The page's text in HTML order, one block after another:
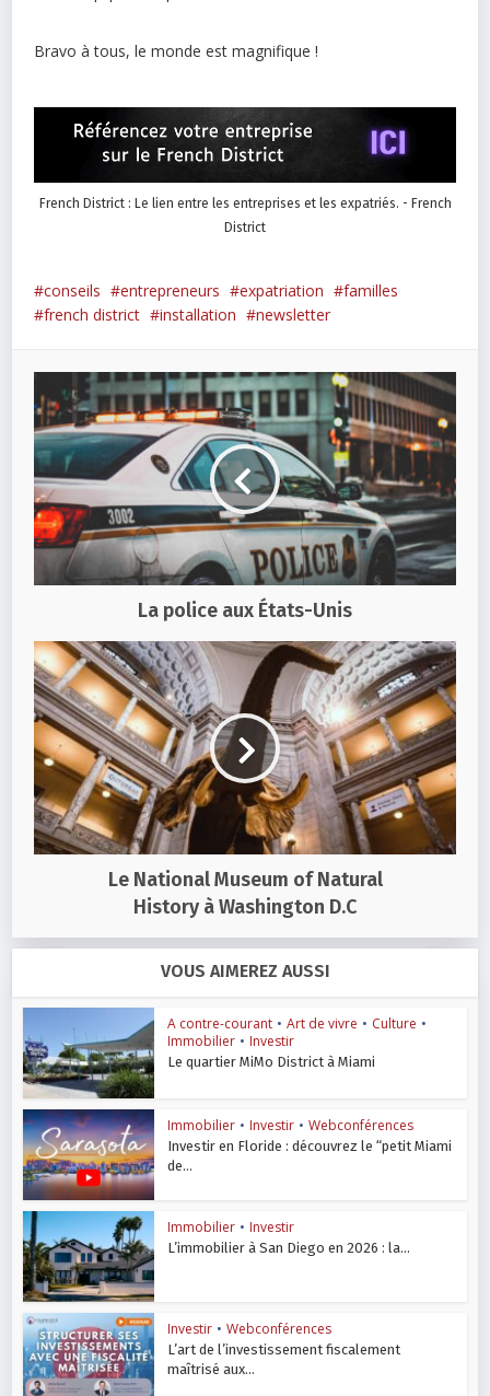
Bravo à tous, le monde est magnifique !
French District : Le lien entre les entreprises et les expatriés. - French
District
conseils entrepreneurs expatriation
familles
french district
installation newsletter
La police aux États-Unis
Le National Museum of Natural
History à Washington D.C
VOUS AIMEREZ AUSSI
A contre-courant • Art de vivre • Culture •
Immobilier • Investir
Le quartier MiMo District à Miami
Immobilier • Investir • Webconférences
Investir en Floride : découvrez le “petit Miami
de...
Immobilier • Investir
L’immobilier à San Diego en 2026 : la...
Investir • Webconférences
L’art de l’investissement fiscalement
maîtrisé aux...